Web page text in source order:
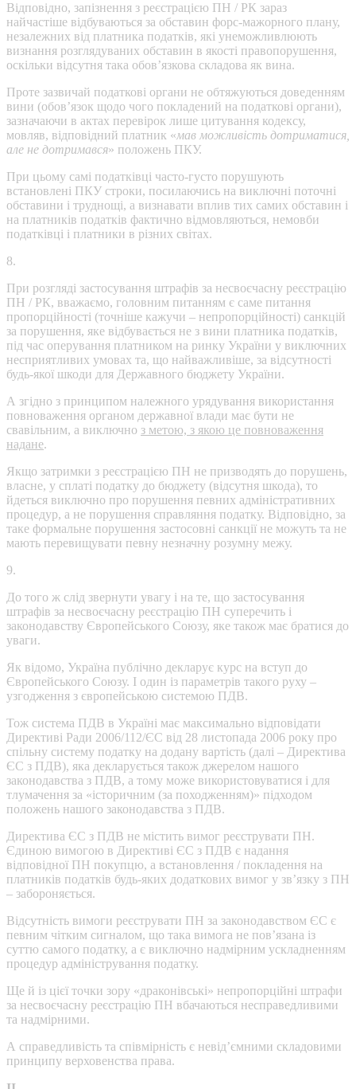
Відповідно, запізнення з реєстрацією ПН / РК зараз
найчастіше відбуваються за обставин форс-мажорного плану,
незалежних від платника податків, які унеможливлюють
визнання розглядуваних обставин в якості правопорушення,
оскільки відсутня така обов’язкова складова як вина.
Проте зазвичай податкові органи не обтяжуються доведенням
вини (обов’язок щодо чого покладений на податкові органи),
зазначаючи в актах перевірок лише цитування кодексу,
мовляв, відповідний платник «мав можливість дотриматися,
але не дотримався» положень ПКУ.
При цьому самі податківці часто-густо порушують
встановлені ПКУ строки, посилаючись на виключні поточні
обставини і труднощі, а визнавати вплив тих самих обставин і
на платників податків фактично відмовляються, немовби
податківці і платники в різних світах.
8.
При розгляді застосування штрафів за несвоєчасну реєстрацію
ПН / РК, вважаємо, головним питанням є саме питання
пропорційності (точніше кажучи – непропорційності) санкцій
за порушення, яке відбувається не з вини платника податків,
під час оперування платником на ринку України у виключних
несприятливих умовах та, що найважливіше, за відсутності
будь-якої шкоди для Державного бюджету України.
А згідно з принципом належного урядування використання
повноваження органом державної влади має бути не
свавільним, а виключно з метою, з якою це повноваження
надане.
Якщо затримки з реєстрацією ПН не призводять до порушень,
власне, у сплаті податку до бюджету (відсутня шкода), то
йдеться виключно про порушення певних адміністративних
процедур, а не порушення справляння податку. Відповідно, за
таке формальне порушення застосовні санкції не можуть та не
мають перевищувати певну незначну розумну межу.
9.
До того ж слід звернути увагу і на те, що застосування
штрафів за несвоєчасну реєстрацію ПН суперечить і
законодавству Європейського Союзу, яке також має братися до
уваги.
Як відомо, Україна публічно декларує курс на вступ до
Європейського Союзу. І один із параметрів такого руху –
узгодження з європейською системою ПДВ.
Тож система ПДВ в Україні має максимально відповідати
Директиві Ради 2006/112/ЄС від 28 листопада 2006 року про
спільну систему податку на додану вартість (далі – Директива
ЄС з ПДВ), яка декларується також джерелом нашого
законодавства з ПДВ, а тому може використовуватися і для
тлумачення за «історичним (за походженням)» підходом
положень нашого законодавства з ПДВ.
Директива ЄС з ПДВ не містить вимог реєструвати ПН.
Єдиною вимогою в Директиві ЄС з ПДВ є надання
відповідної ПН покупцю, а встановлення / покладення на
платників податків будь-яких додаткових вимог у зв’язку з ПН
– забороняється.
Відсутність вимоги реєструвати ПН за законодавством ЄС є
певним чітким сигналом, що така вимога не пов’язана із
суттю самого податку, а є виключно надмірним ускладненням
процедур адміністрування податку.
Ще й із цієї точки зору «драконівські» непропорційні штрафи
за несвоєчасну реєстрацію ПН вбачаються несправедливими
та надмірними.
А справедливість та співмірність є невід’ємними складовими
принципу верховенства права.